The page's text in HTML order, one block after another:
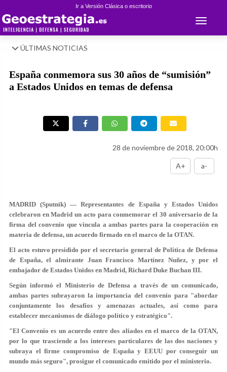
Ir a Versión Clásica o escritorio
Toggle
ÚLTIMAS NOTICIAS
España conmemora sus 30 años de “sumisión”
a Estados Unidos en temas de defensa
28 de noviembre de 2018, 20:00h
A+ a-
MADRID (Sputnik) — Representantes de España y Estados Unidos
celebraron en Madrid un acto para conmemorar el 30 aniversario de la
firma del convenio que vincula a ambas partes para la cooperación en
materia de defensa, un acuerdo firmado en el marco de la OTAN.
El acto estuvo presidido por el secretario general de Política de Defensa
de España, el almirante Juan Francisco Martínez Nuñez, y por el
embajador de Estados Unidos en Madrid, Richard Duke Buchan III.
Según informó el Ministerio de Defensa a través de un comunicado,
ambas partes subrayaron la importancia del convenio para "abordar
conjuntamente los desafíos y amenazas actuales, así como para
establecer mecanismos de diálogo político y estratégico".
"El Convenio es un acuerdo entre dos aliados en el marco de la OTAN,
por lo que trasciende a los intereses particulares de las dos naciones y
subraya el firme compromiso de España y EEUU por conseguir un
mundo más seguro", prosigue el comunicado emitido por el ministerio.